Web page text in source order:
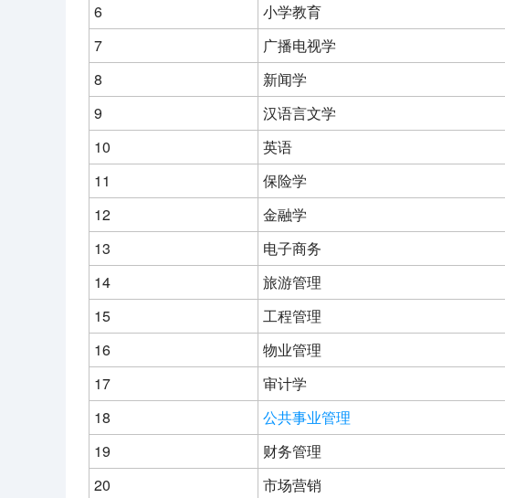
6
小学教育
7
广播电视学
8
新闻学
9
汉语言文学
10
英语
11
保险学
12
金融学
13
电子商务
14
旅游管理
15
工程管理
16
物业管理
17
审计学
18
公共事业管理
19
财务管理
20
市场营销